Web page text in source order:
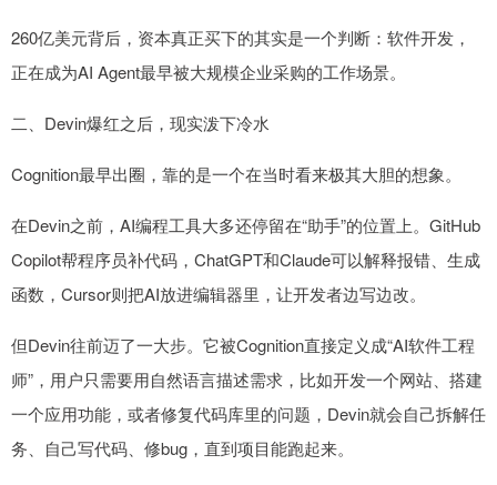
260亿美元背后，资本真正买下的其实是一个判断：软件开发，
正在成为AI Agent最早被大规模企业采购的工作场景。
二、Devin爆红之后，现实泼下冷水
Cognition最早出圈，靠的是一个在当时看来极其大胆的想象。
在Devin之前，AI编程工具大多还停留在“助手”的位置上。GitHub
Copilot帮程序员补代码，ChatGPT和Claude可以解释报错、生成
函数，Cursor则把AI放进编辑器里，让开发者边写边改。
但Devin往前迈了一大步。它被Cognition直接定义成“AI软件工程
师”，用户只需要用自然语言描述需求，比如开发一个网站、搭建
一个应用功能，或者修复代码库里的问题，Devin就会自己拆解任
务、自己写代码、修bug，直到项目能跑起来。